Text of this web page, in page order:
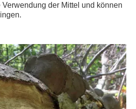
der Mittel und können